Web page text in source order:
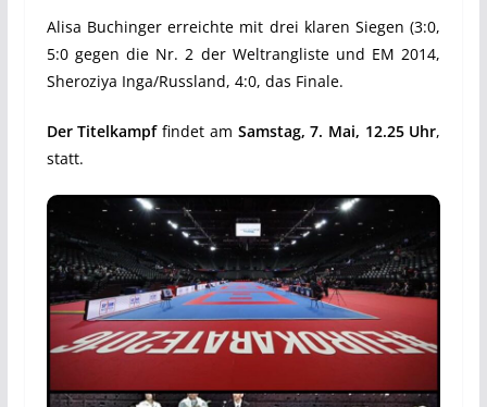
Alisa Buchinger erreichte mit drei klaren Siegen (3:0,
5:0 gegen die Nr. 2 der Weltrangliste und EM 2014,
Sheroziya Inga/Russland, 4:0, das Finale.
Der Titelkampffindet am Samstag, 7. Mai, 12.25 Uhr,
statt.